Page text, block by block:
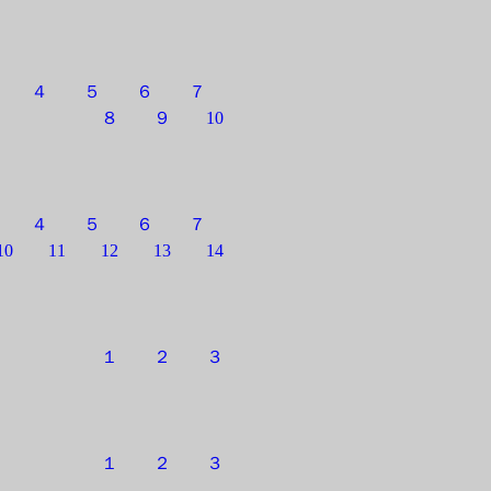
４ ５ ６
７
８
９ 10
４ ５ ６
７
11 12 13 14
１ ２ ３
１ ２ ３